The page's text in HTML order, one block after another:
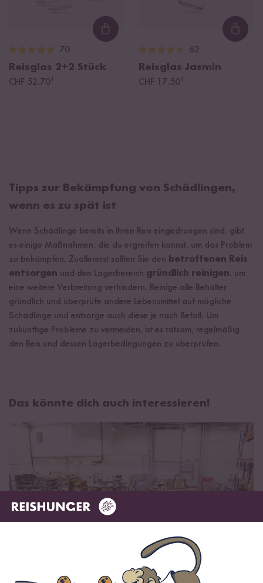
Loading...
70
Reisglas 2+2 Stück
CHF 52.70¹
62
Reisglas Jasmin
CHF 17.50¹
Tipps zur Bekämpfung von Schädlingen,
wenn es zu spät ist
Wenn Schädlinge bereits in Ihren Reis eingedrungen sind, gibt
es einige Maßnahmen, die du ergreifen kannst, um das Problem
zu bekämpfen. Zuallererst sollten Sie den betroffenen Reis
entsorgen und den Lagerbereich gründlich reinigen, um
eine weitere Verbreitung verhindern. Reinige alle Behälter
gründlich und überprüfe andere Lebensmittel auf mögliche
Schädlinge und entsorge auch diese je nach Befall. Um
zukünftige Probleme zu vermeiden, ist es ratsam, regelmäßig
den Reis und dessen Lagerbedingungen zu überprüfen.
Das könnte dich auch interessieren!
Schutz vor Schädlingen beim Hersteller